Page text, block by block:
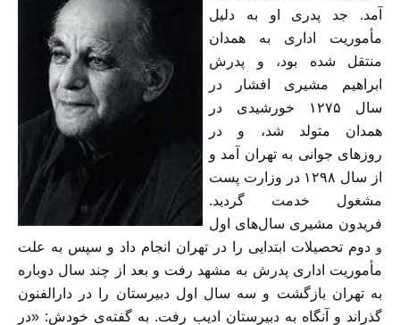
آمد. جد پدری او به دلیل
مأموریت اداری به همدان
منتقل شده بود، و پدرش
ابراهیم مشیری افشار در
سال ۱۲۷۵ خورشیدی در
همدان متولد شد، و در
روزهای جوانی به تهران آمد و
از سال ۱۲۹۸ در وزارت پست
مشغول خدمت گردید.
فریدون مشیری سال‌های
ول
و دوم تحصیلات ابتدایی را در تهران انجام داد و سپس به علت
مأموریت اداری پدرش به مشهد رفت و بعد از چند سال دوباره
به تهران بازگشت و سه سال اول دبیرستان را در دارالفنون
گذراند و آنگاه به دبیرستان ادیب رفت. به گفته‌ی خودش: «در